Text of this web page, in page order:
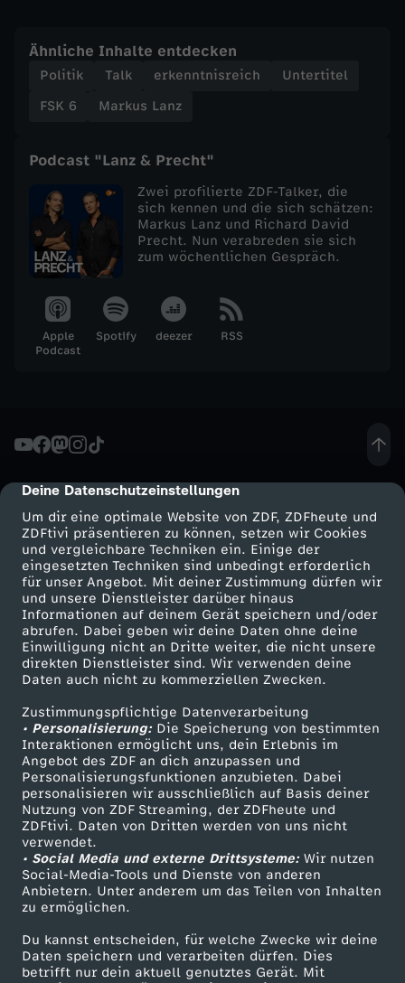
cmp-dialog-description
Deine Datenschutzeinstellungen
Um dir eine optimale Website von ZDF, ZDFheute und
ZDFtivi präsentieren zu können, setzen wir Cookies
und vergleichbare Techniken ein. Einige der
eingesetzten Techniken sind unbedingt erforderlich
für unser Angebot. Mit deiner Zustimmung dürfen wir
und unsere Dienstleister darüber hinaus
Informationen auf deinem Gerät speichern und/oder
abrufen. Dabei geben wir deine Daten ohne deine
Einwilligung nicht an Dritte weiter, die nicht unsere
direkten Dienstleister sind. Wir verwenden deine
Daten auch nicht zu kommerziellen Zwecken.
Zustimmungspflichtige Datenverarbeitung
• Personalisierung:Die Speicherung von bestimmten
Interaktionen ermöglicht uns, dein Erlebnis im
Angebot des ZDF an dich anzupassen und
Personalisierungsfunktionen anzubieten. Dabei
personalisieren wir ausschließlich auf Basis deiner
Nutzung von ZDF Streaming, der ZDFheute und
ZDFtivi. Daten von Dritten werden von uns nicht
verwendet.
• Social Media und externe Drittsysteme:Wir nutzen
Social-Media-Tools und Dienste von anderen
Anbietern. Unter anderem um das Teilen von Inhalten
zu ermöglichen.
Du kannst entscheiden, für welche Zwecke wir deine
Daten speichern und verarbeiten dürfen. Dies
betrifft nur dein aktuell genutztes Gerät. Mit
m
3
.
A
p
i
0
2
5
Ähnliche Inhalte entdecken
Politik Talk erkenntnisreich
Untertitel
FSK 6
Markus Lanz
Podcast "Lanz & Precht"
Zwei profilierte ZDF-Talker, die
sich kennen und die sich schätzen:
Markus Lanz und Richard David
Precht. Nun verabreden sie sich
zum wöchentlichen Gespräch.
Apple
Podcast
Spotify deezer RSS
Mehr ZDF
ZDF-Apps
Smart TV
ZDFtext
Livestreams
Sendungen A-Z
TV-Programm
Service
ZDFmitreden
Kontakt zum ZDF
Tickets
Zuschauerservice
Hilfe
ZDF Unternehmen
Karriere
ZDF goes Schule
Werbefernsehen